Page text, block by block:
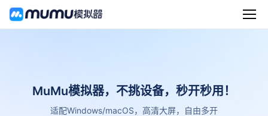
MuMu模拟器，不挑设备，秒开秒用！
适配Windows/macOS，高清大屏，自由多开